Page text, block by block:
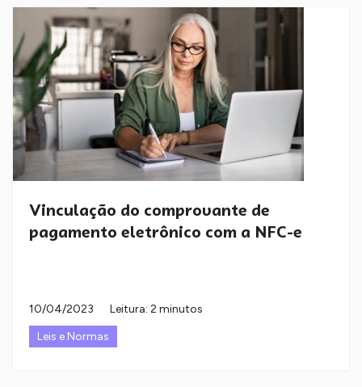
Vinculação do comprovante de
pagamento eletrônico com a NFC-e
10/04/2023
Leitura: 2 minutos
Leis e Normas